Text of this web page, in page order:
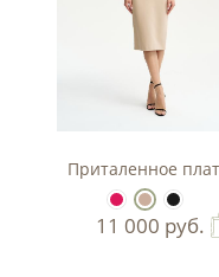
Приталенное
11 000 руб.